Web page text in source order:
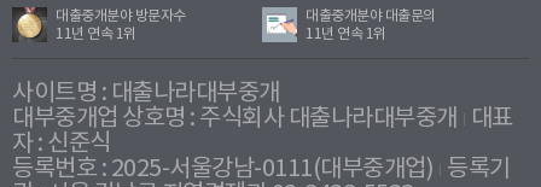
대출중개분야 방문자수
11년 연속 1위
대출중개분야 대출문의
11년 연속 1위
사이트명 : 대출나라대부중개
대부중개업 상호명 : 주식회사 대출나라대부중개
대표
자 : 신준식
등록번호 : 2025-서울강남-0111(대부중개업) 등록기